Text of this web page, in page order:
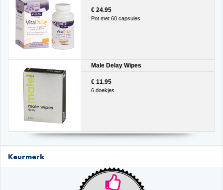
€ 24.95
Pot met 60 capsules
Male Delay Wipes
€ 11.95
6 doekjes
Keurmerk